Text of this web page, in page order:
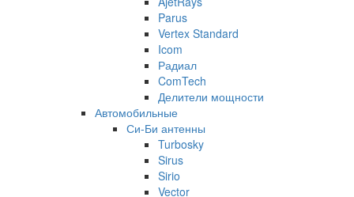
Parus
Vertex Standard
Icom
Радиал
ComTech
Делители мощности
Автомобильные
Си-Би антенны
Turbosky
Sirus
Sirio
Vector